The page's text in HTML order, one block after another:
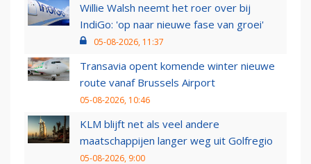
Willie Walsh neemt het roer over bij
IndiGo: 'op naar nieuwe fase van groei'
05-08-2026, 11:37
Transavia opent komende winter nieuwe
route vanaf Brussels Airport
05-08-2026, 10:46
KLM blijft net als veel andere
maatschappijen langer weg uit Golfregio
05-08-2026, 9:00